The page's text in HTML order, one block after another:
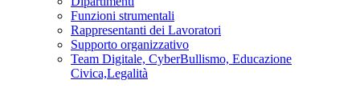
Funzioni strumentali
Rappresentanti dei Lavoratori
Supporto organizzativo
Team Digitale, CyberBullismo, Educazione
Civica,Legalità